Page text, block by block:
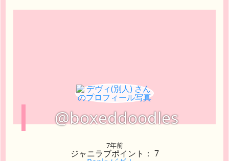
@boxeddoodles
7年前
ジャニラブポイント： 7